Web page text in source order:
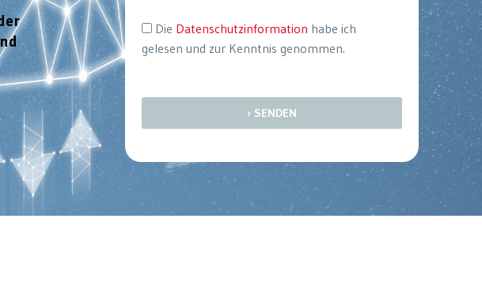
Die Datenschutzinformation habe ich
gelesen und zur Kenntnis genommen.